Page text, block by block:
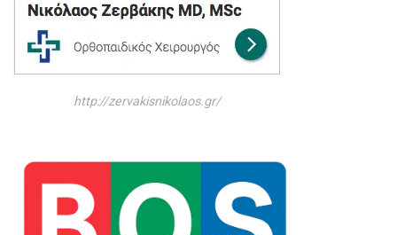
http://zervakisnikolaos.gr/